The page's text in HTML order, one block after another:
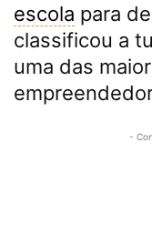
escola para
classificou a
uma das
-